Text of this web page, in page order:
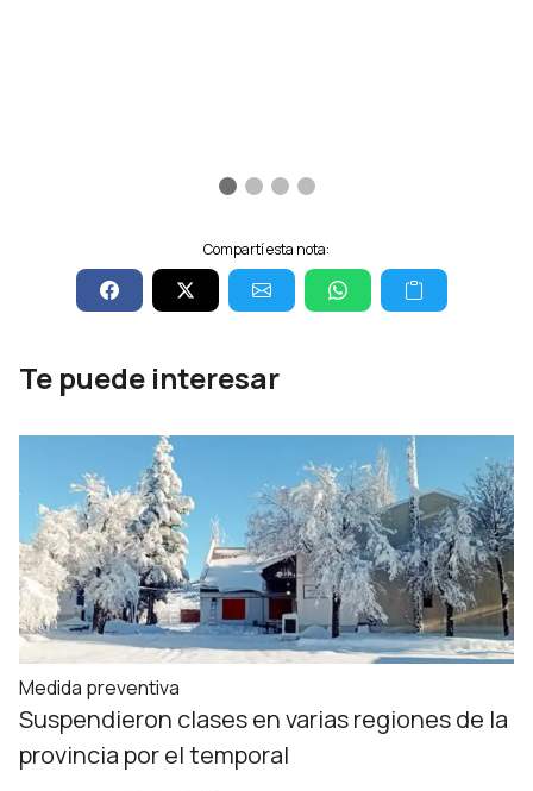
Compartí esta nota:
Te puede interesar
Medida preventiva
Suspendieron clases en varias regiones de la
provincia por el temporal